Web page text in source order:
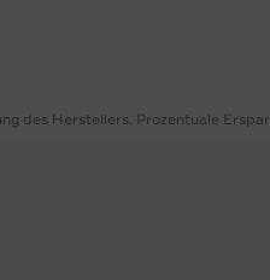
des Herstellers. Prozentuale